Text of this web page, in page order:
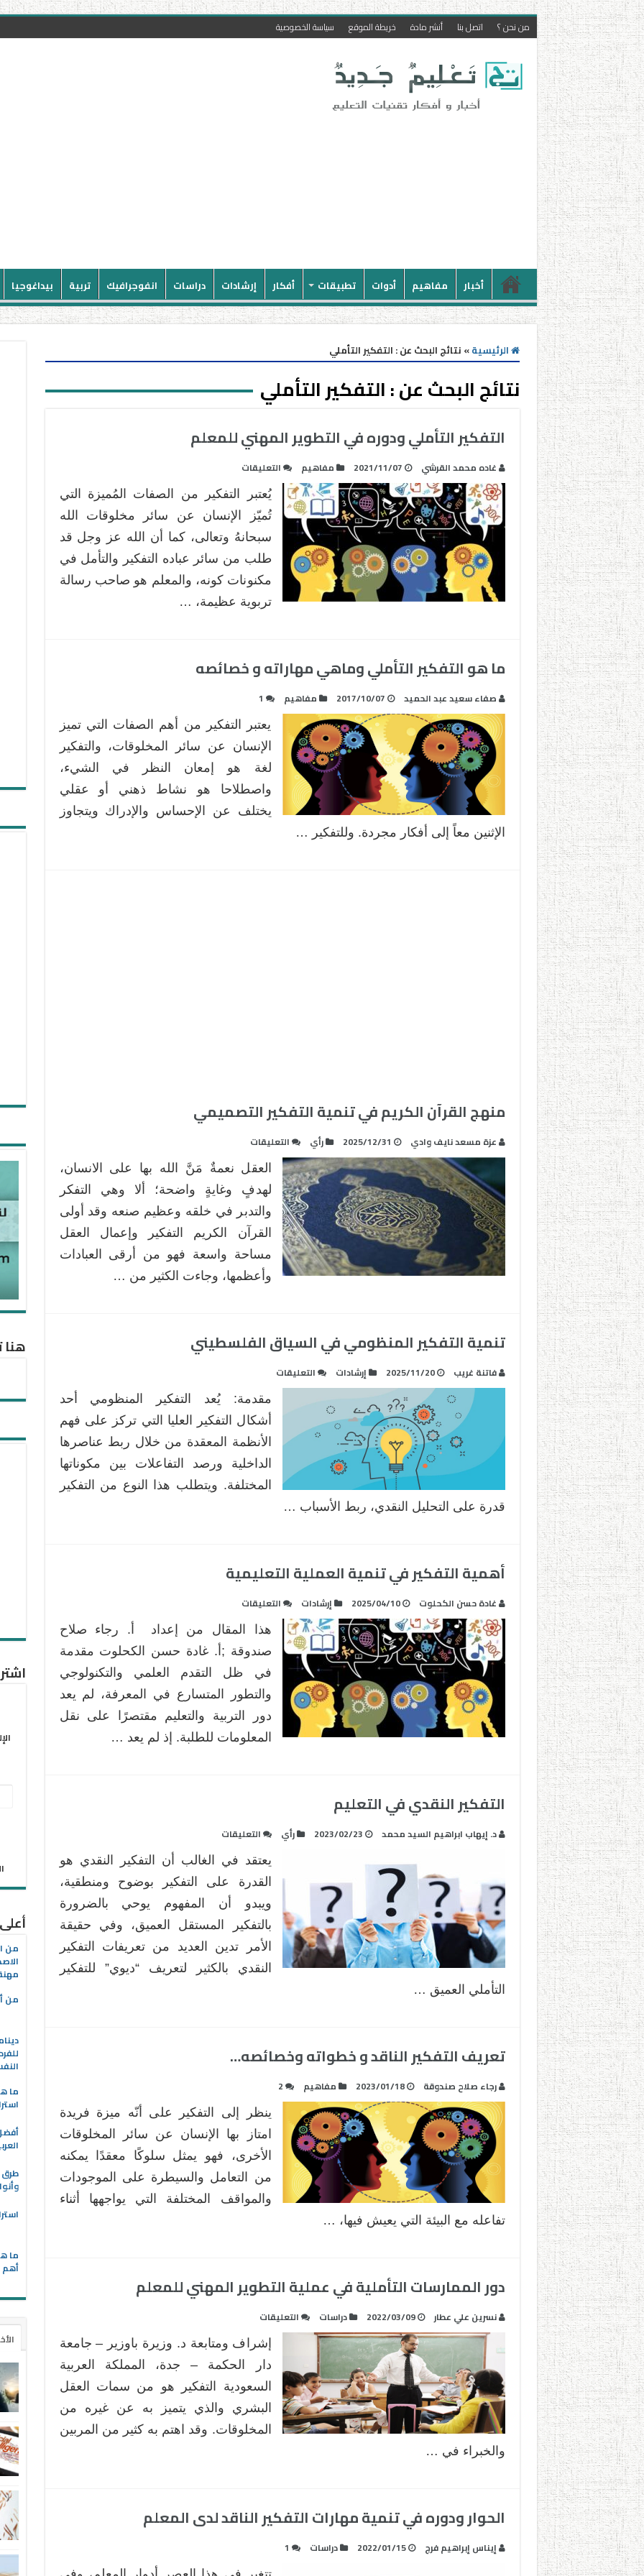
من نحن ؟ اتصل بنا أنشر مادة خريطة الموقع سياسة الخصوصية
أخبار مفاهيم أدوات تطبيقات أفكار إرشادات دراسات انفوجرافيك تربية بيداغوجيا
الرئيسية» نتائج البحث عن : التفكير التأملي
نتائج البحث عن :التفكير التأملي
التفكير التأملي ودوره في التطوير المهني للمعلم
غاده محمد القرشي 2021/11/07 مفاهيم التعليقات
التأملي
ودوره
في
التطوير
المهني
للمعلم
مغلقة
يُعتبر التفكير من الصفات المُميزة التي
تُميّز الإنسان عن سائر مخلوقات الله
سبحانهُ وتعالى، كما أن الله عز وجل قد
طلب من سائر عباده التفكير والتأمل في
مكنونات كونه، والمعلم هو صاحب رسالة
تربوية عظيمة، …
ما هو التفكير التأملي وماهي مهاراته و خصائصه
صفاء سعيد عبد الحميد 2017/10/07 مفاهيم 1
يعتبر التفكير من أهم الصفات التي تميز
الإنسان عن سائر المخلوقات، والتفكير
لغة هو إمعان النظر في الشيء،
واصطلاحا هو نشاط ذهني أو عقلي
يختلف عن الإحساس والإدراك ويتجاوز
الإثنين معاً إلى أفكار مجردة. وللتفكير …
منهج القرآن الكريم في تنمية التفكير التصميمي
عزة مسعد نايف وادي 2025/12/31 رأي التعليقات
القرآن
الكريم
في
تنمية
التفكير
التصميمي
مغلقة
العقل نعمةٌ مَنَّ الله بها على الانسان،
لهدفٍ وغايةٍ واضحة؛ ألا وهي التفكر
والتدبر في خلقه وعظيم صنعه وقد أولى
القرآن الكريم التفكير وإعمال العقل
مساحة واسعة فهو من أرقى العبادات
وأعظمها، وجاءت الكثير من …
تنمية التفكير المنظومي في السياق الفلسطيني
فاتنة غريب 2025/11/20 إرشادات التعليقات
التفكير
المنظومي
في
السياق
الفلسطيني
مغلقة
مقدمة: يُعد التفكير المنظومي أحد
أشكال التفكير العليا التي تركز على فهم
الأنظمة المعقدة من خلال ربط عناصرها
الداخلية ورصد التفاعلات بين مكوناتها
المختلفة. ويتطلب هذا النوع من التفكير
قدرة على التحليل النقدي، ربط الأسباب …
أهمية التفكير في تنمية العملية التعليمية
غادة حسن الكحلوت 2025/04/10 إرشادات التعليقات
التفكير
في
تنمية
العملية
التعليمية
مغلقة
هذا المقال من إعداد أ. رجاء صلاح
صندوقة ;أ. غادة حسن الكحلوت مقدمة
في ظل التقدم العلمي والتكنولوجي
والتطور المتسارع في المعرفة، لم يعد
دور التربية والتعليم مقتصرًا على نقل
المعلومات للطلبة. إذ لم يعد …
التفكير النقدي في التعليم
د. إيهاب ابراهيم السيد محمد 2023/02/23 رأي التعليقات
النقدي
في
التعليم
مغلقة
يعتقد في الغالب أن التفكير النقدي هو
القدرة على التفكير بوضوح ومنطقية،
ويبدو أن المفهوم يوحي بالضرورة
بالتفكير المستقل العميق، وفي حقيقة
الأمر تدين العديد من تعريفات التفكير
النقدي بالكثير لتعريف “ديوي” للتفكير
التأملي العميق …
تعريف التفكير الناقد و خطواته وخصائصه…
رجاء صلاح صندوقة 2023/01/18 مفاهيم 2
ينظر إلى التفكير على أنّه ميزة فريدة
امتاز بها الإنسان عن سائر المخلوقات
الأخرى، فهو يمثل سلوكًا معقدًا يمكنه
من التعامل والسيطرة على الموجودات
والمواقف المختلفة التي يواجهها أثناء
تفاعله مع البيئة التي يعيش فيها، …
دور الممارسات التأملية في عملية التطوير المهني للمعلم
نسرين علي عطار 2022/03/09 دراسات التعليقات
الممارسات
التأملية
في
عملية
التطوير
المهني
إشراف ومتابعة د. وزيرة باوزير – جامعة
دار الحكمة – جدة، المملكة العربية
السعودية التفكير هو من سمات العقل
البشري والذي يتميز به عن غيره من
المخلوقات. وقد اهتم به كثير من المربين
والخبراء في …
الحوار ودوره في تنمية مهارات التفكير الناقد لدى المعلم
إيناس إبراهيم فرج 2022/01/15 دراسات 1
هنا
من
من
ما
طرق
ما
أهم